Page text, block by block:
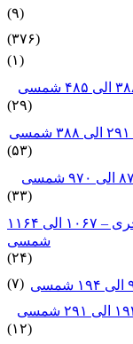
(۹)
(۳۷۶)
(۱)
(۲۹)
(۵۳)
(۳۳)
قرن دوازده هجری – ۱۰۶۷ الی ۱۱۶۴
شمسی
(۲۴)
(۷)
(۱۲)